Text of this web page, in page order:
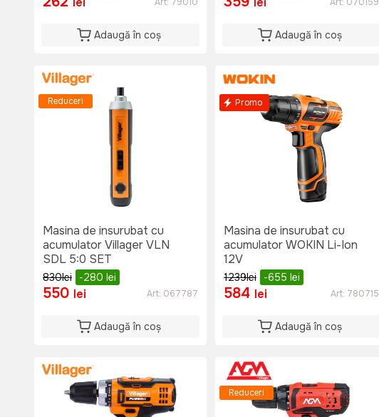
Art: 79010
Adaugă în coș
Art: 070159
Adaugă în coș
Reduceri
Masina de insurubat cu
acumulator Villager VLN
SDL 5:0 SET
830lei -280 lei
550 lei Art: 067787
Adaugă în coș
Promo
Masina de insurubat cu
acumulator WOKIN Li-Ion
12V
1239lei -655 lei
584 lei Art: 780715
Adaugă în coș
Reduceri